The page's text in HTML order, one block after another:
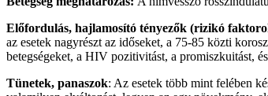
Előfordulás, hajlamosító tényezők (rizikó
az esetek nagyrészt az időseket, a 75-85 közti
betegségeket, a HIV pozitivitást, a promiszkuitást,
Tünetek, panaszok: Az esetek több mint felében